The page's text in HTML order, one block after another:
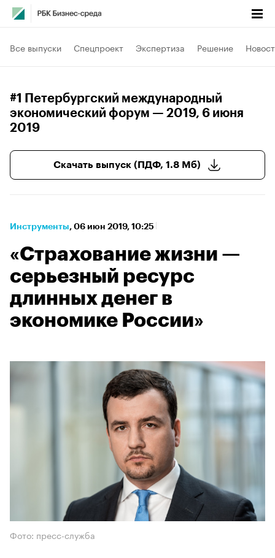
Все выпуски Спецпроект Экспертиза Решение
#1 Петербургский международный
экономический форум — 2019, 6 июня
2019
Скачать выпуск (ПДФ, 1.8 Мб)
Инструменты⁠, 06 июн 2019, 10:25
«Страхование жизни —
серьезный ресурс
длинных денег в
экономике России»
Фото: пресс-служба